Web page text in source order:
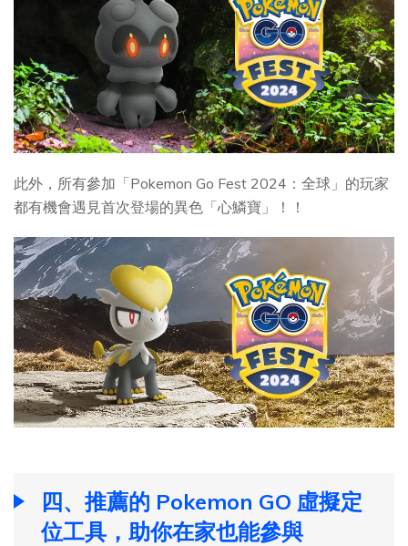
此外，所有參加「Pokemon Go Fest 2024：全球」的玩家
都有機會遇見首次登場的異色「心鱗寶」！！
四、推薦的 Pokemon GO 虛擬定
位工具，助你在家也能參與